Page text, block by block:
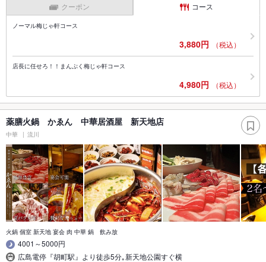
クーポン コース
ノーマル梅じゃ軒コース
3,880円 （税込）
店長に任せろ！！まんぷく梅じゃ軒コース
4,980円 （税込）
薬膳火鍋 かゑん 中華居酒屋 新天地店
中華 流川
火鍋 個室 新天地 宴会 肉 中華 鍋 飲み放
4001～5000円
広島電停『胡町駅』より徒歩5分｡新天地公園すぐ横